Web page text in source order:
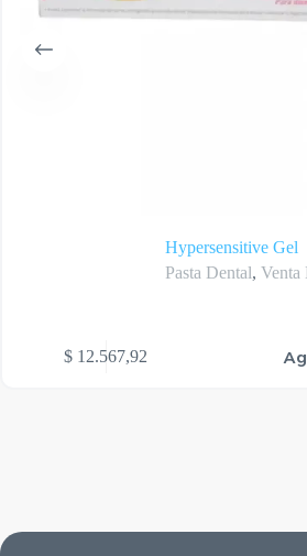
Hypersensitive Gel
Pasta Dental,Venta
$ 12.567,92